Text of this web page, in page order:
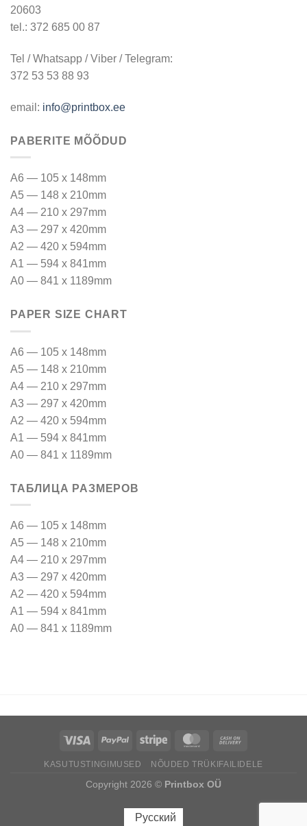
20603
tel.: 372 685 00 87
Tel / Whatsapp / Viber / Telegram:
372 53 53 88 93
email: info@printbox.ee
PABERITE MÕÕDUD
A6 — 105 x 148mm
A5 — 148 x 210mm
A4 — 210 x 297mm
A3 — 297 x 420mm
A2 — 420 x 594mm
A1 — 594 x 841mm
A0 — 841 x 1189mm
PAPER SIZE CHART
A6 — 105 x 148mm
A5 — 148 x 210mm
A4 — 210 x 297mm
A3 — 297 x 420mm
A2 — 420 x 594mm
A1 — 594 x 841mm
A0 — 841 x 1189mm
ТАБЛИЦА РАЗМЕРОВ
A6 — 105 x 148mm
A5 — 148 x 210mm
A4 — 210 x 297mm
A3 — 297 x 420mm
A2 — 420 x 594mm
A1 — 594 x 841mm
A0 — 841 x 1189mm
KASUTUSTINGIMUSED NÕUDED TRÜKIFAILIDELE
Copyright 2026 © Printbox OÜ
Русский